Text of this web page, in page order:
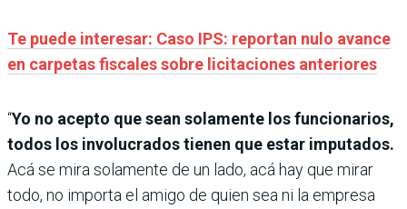
Te puede interesar: Caso IPS: reportan nulo avance
en carpetas fiscales sobre licitaciones anteriores
“Yo no acepto que sean solamente los funcionarios,
todos los involucrados tienen que estar imputados.
Acá se mira solamente de un lado, acá hay que mirar
todo, no importa el amigo de quien sea ni la empresa